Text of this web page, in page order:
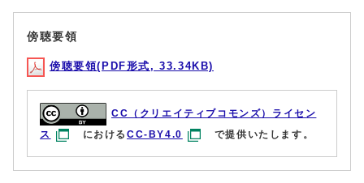
傍聴要領
傍聴要領(PDF形式, 33.34KB)
CC（クリエイティブコモンズ）ライセン
ス
におけるCC-BY4.0 で提供いたします。